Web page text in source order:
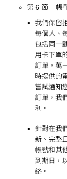
第 6 節 – 帳
我們保留
每個人、
包括同一
用卡下單
訂單。萬
時提供的
嘗試通知
訂單，我
利。
針對在我
新、完整
帳號和其
到期日，
絡。